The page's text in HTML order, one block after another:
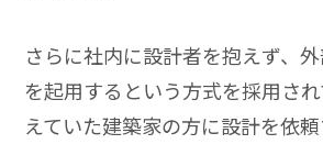
さらに社内に設計者を抱えず、
を起用するという方式を採用さ
えていた建築家の方に設計を依